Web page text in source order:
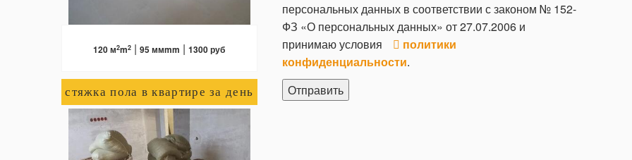
персональных данных в соответствии с законом № 152-
ФЗ «О персональных данных» от 27.07.2006 и
принимаю условия
политики
конфиденциальности.
120 м2m2 |95 ммmm |1300 руб
стяжка пола в квартире за день